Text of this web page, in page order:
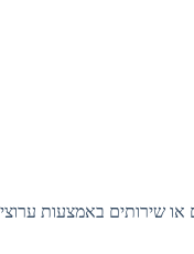
או שירותים באמצעות